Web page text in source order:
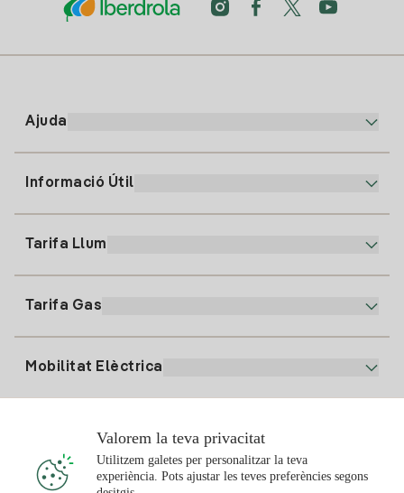
Ajuda
91 919 52 73
clientes@tuiberdrola.es
Informació Útil
Alta Gas
Tarifa Llum
Tarifa Gas
Mobilitat Elèctrica
Punts de Recàrrega
Valorem la teva privacitat
Utilitzem galetes per personalitzar la teva
experiència. Pots ajustar les teves preferències segons